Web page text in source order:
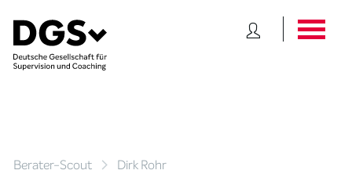
Berater-Scout Dirk Rohr